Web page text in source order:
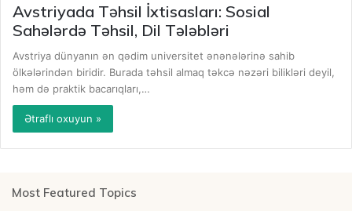
Avstriyada Təhsil İxtisasları: Sosial
Sahələrdə Təhsil, Dil Tələbləri
Avstriya dünyanın ən qədim universitet ənənələrinə sahib
ölkələrindən biridir. Burada təhsil almaq təkcə nəzəri bilikləri deyil,
həm də praktik bacarıqları,…
Ətraflı oxuyun »
Most Featured Topics